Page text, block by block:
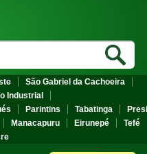
São Gabriel da Cachoeira
Industrial
Parintins Tabatinga
Manacapuru Eirunepé
Tefé